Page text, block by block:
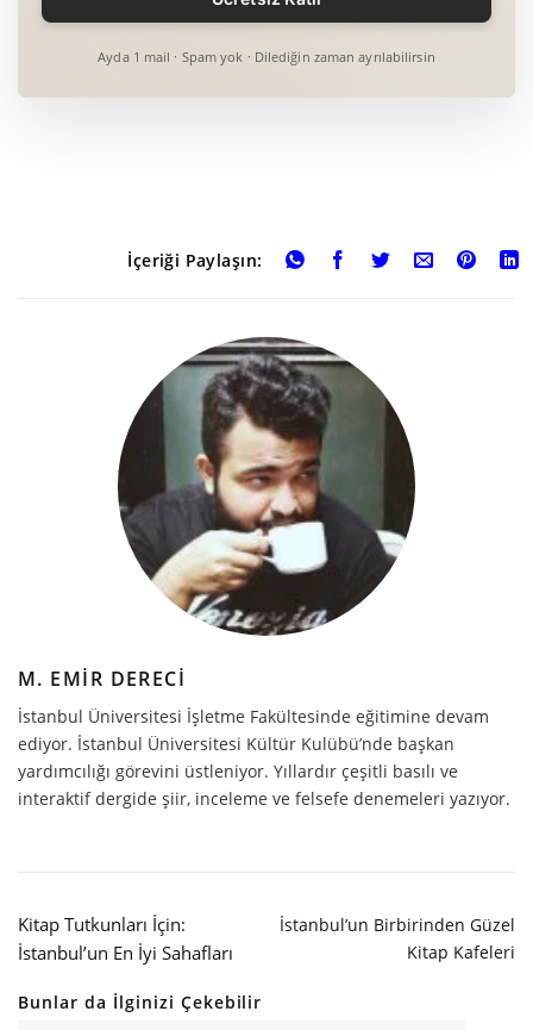
Ayda 1 mail · Spam yok · Dilediğin zaman ayrılabilirsin
İçeriği Paylaşın:
M. EMIR DERECI
İstanbul Üniversitesi İşletme Fakültesinde eğitimine devam
ediyor. İstanbul Üniversitesi Kültür Kulübü’nde başkan
yardımcılığı görevini üstleniyor. Yıllardır çeşitli basılı ve
interaktif dergide şiir, inceleme ve felsefe denemeleri yazıyor.
Kitap Tutkunları İçin:
İstanbul’un En İyi Sahafları
İstanbul’un Birbirinden Güzel
Kitap Kafeleri
Bunlar da İlginizi Çekebilir